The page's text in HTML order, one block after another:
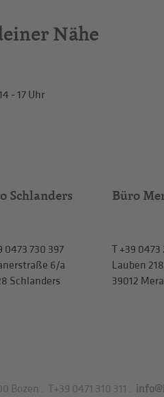
Nähe
- 17 Uhr
Schlanders
0473 730 397
6/a
Schlanders
Büro
T+39 0473
Lauben 218
39012
Bozen T+39 0471 310 311